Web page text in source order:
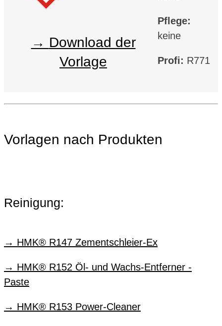
Download der
Vorlage
Pflege:
keine
Profi: R771
Vorlagen nach Produkten
Reinigung:
HMK® R147 Zementschleier-Ex
HMK® R152 Öl- und Wachs-Entferner -
Paste
HMK® R153 Power-Cleaner